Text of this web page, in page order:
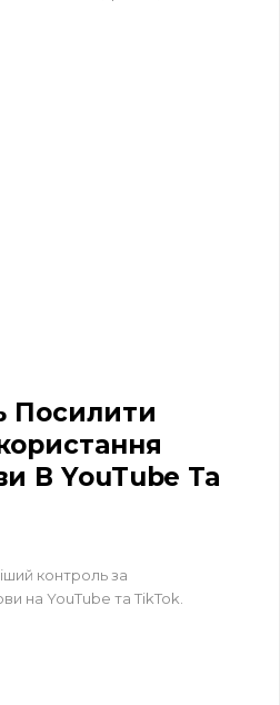
Посилити
В YouTube Та
контроль за
на YouTube та TikTok.